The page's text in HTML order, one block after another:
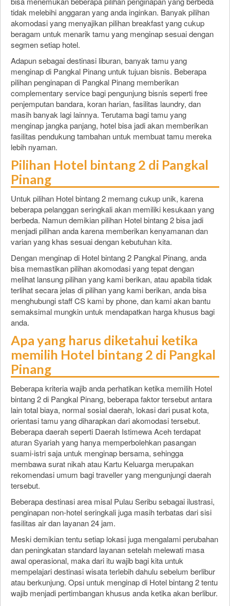
tidak melebihi anggaran yang anda inginkan. Banyak pilihan
akomodasi yang menyajikan pilihan breakfast yang cukup
beragam untuk menarik tamu yang menginap sesuai dengan
segmen setiap hotel.
Adapun sebagai destinasi liburan, banyak tamu yang
menginap di Pangkal Pinang untuk tujuan bisnis. Beberapa
pilihan penginapan di Pangkal Pinang memberikan
complementary service bagi pengunjung bisnis seperti free
penjemputan bandara, koran harian, fasilitas laundry, dan
masih banyak lagi lainnya. Terutama bagi tamu yang
menginap jangka panjang, hotel bisa jadi akan memberikan
fasilitas pendukung tambahan untuk membuat tamu mereka
lebih nyaman.
Pilihan Hotel bintang 2 di Pangkal
Pinang
Untuk pilihan Hotel bintang 2 memang cukup unik, karena
beberapa pelanggan seringkali akan memiliki kesukaan yang
berbeda. Namun demikian pilihan Hotel bintang 2 bisa jadi
menjadi pilihan anda karena memberikan kenyamanan dan
varian yang khas sesuai dengan kebutuhan kita.
Dengan menginap di Hotel bintang 2 Pangkal Pinang, anda
bisa memastikan pilihan akomodasi yang tepat dengan
melihat lansung pilihan yang kami berikan, atau apabila tidak
terlihat secara jelas di pilihan yang kami berikan, anda bisa
menghubungi staff CS kami by phone, dan kami akan bantu
semaksimal mungkin untuk mendapatkan harga khusus bagi
anda.
Apa yang harus diketahui ketika
memilih Hotel bintang 2 di Pangkal
Pinang
Beberapa kriteria wajib anda perhatikan ketika memilih Hotel
bintang 2 di Pangkal Pinang, beberapa faktor tersebut antara
lain total biaya, normal sosial daerah, lokasi dari pusat kota,
orientasi tamu yang diharapkan dari akomodasi tersebut.
Beberapa daerah seperti Daerah Istimewa Aceh terdapat
aturan Syariah yang hanya memperbolehkan pasangan
suami-istri saja untuk menginap bersama, sehingga
membawa surat nikah atau Kartu Keluarga merupakan
rekomendasi umum bagi traveller yang mengunjungi daerah
tersebut.
Beberapa destinasi area misal Pulau Seribu sebagai ilustrasi,
penginapan non-hotel seringkali juga masih terbatas dari sisi
fasilitas air dan layanan 24 jam.
Meski demikian tentu setiap lokasi juga mengalami perubahan
dan peningkatan standard layanan setelah melewati masa
awal operasional, maka dari itu wajib bagi kita untuk
mempelajari destinasi wisata terlebih dahulu sebelum berlibur
atau berkunjung. Opsi untuk menginap di Hotel bintang 2 tentu
wajib menjadi pertimbangan khusus anda ketika akan berlibur.